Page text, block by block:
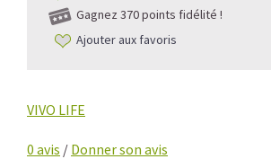
Gagnez 370 points fidélité !
Ajouter aux favoris
VIVO LIFE
0 avis / Donner son avis